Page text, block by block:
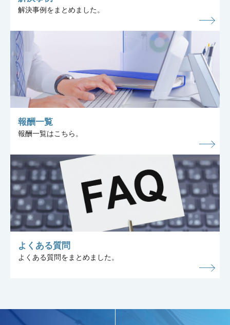
解決事例をまとめました。
報酬一覧
報酬一覧はこちら。
よくある質問
よくある質問をまとめました。